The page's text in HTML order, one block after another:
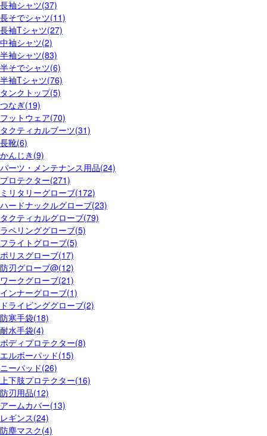
長袖シャツ(37)
長そでシャツ(11)
長袖Tシャツ(27)
中袖シャツ(2)
半袖シャツ(83)
半そでシャツ(6)
半袖Tシャツ(76)
タンクトップ(5)
つなぎ(19)
フットウェア(70)
タクティカルブーツ(31)
長靴(6)
かんじき(9)
パーツ・メンテナンス用品(24)
プロテクター(271)
ミリタリーグローブ(172)
ハードナックルグローブ(23)
タクティカルグローブ(79)
ラペリンググローブ(5)
フライトグローブ(5)
ポリスグローブ(17)
防刃グローブ@(12)
ワークグローブ(21)
インナーグローブ(1)
ドライビンググローブ(2)
防寒手袋(18)
耐水手袋(4)
ボディプロテクター(8)
エルボーパッド(15)
ニーパッド(26)
上下肢プロテクター(16)
防刃用品(12)
アームカバー(13)
レギンス(24)
防塵マスク(4)